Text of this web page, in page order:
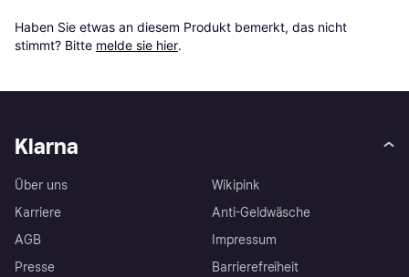
Haben Sie etwas an diesem Produkt bemerkt, das nicht
stimmt? Bitte melde sie hier.
Klarna
Über uns
Karriere
AGB
Presse
Wikipink
Anti-Geldwäsche
Impressum
Barrierefreiheit